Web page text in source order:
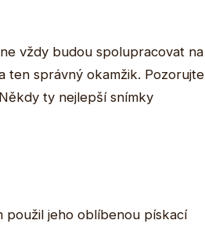
vždy budou spolupracovat na
správný okamžik. Pozorujte
ty nejlepší snímky
použil jeho oblíbenou pískací